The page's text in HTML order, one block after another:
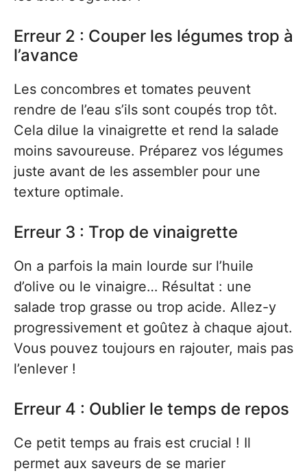
Erreur 2 : Couper les légumes trop à
l’avance
Les concombres et tomates peuvent
rendre de l’eau s’ils sont coupés trop tôt.
Cela dilue la vinaigrette et rend la salade
moins savoureuse. Préparez vos légumes
juste avant de les assembler pour une
texture optimale.
Erreur 3 : Trop de vinaigrette
On a parfois la main lourde sur l’huile
d’olive ou le vinaigre… Résultat : une
salade trop grasse ou trop acide. Allez-y
progressivement et goûtez à chaque ajout.
Vous pouvez toujours en rajouter, mais pas
l’enlever !
Erreur 4 : Oublier le temps de repos
Ce petit temps au frais est crucial ! Il
permet aux saveurs de se marier